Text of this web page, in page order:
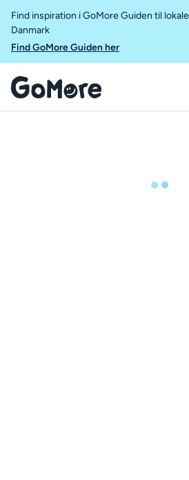
Find inspiration i GoMore Guiden til
Danmark
Find GoMore Guiden her